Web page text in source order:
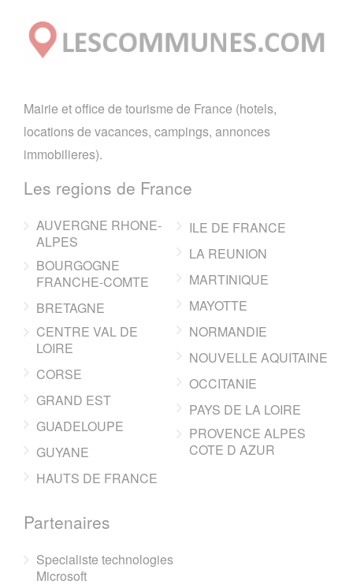
Mairie et office de tourisme de France (hotels,
locations de vacances, campings, annonces
immobilieres).
Les regions de France
AUVERGNE RHONE-
ALPES
BOURGOGNE
FRANCHE-COMTE
BRETAGNE
CENTRE VAL DE
LOIRE
CORSE
GRAND EST
GUADELOUPE
GUYANE
HAUTS DE FRANCE
ILE DE FRANCE
LA REUNION
MARTINIQUE
MAYOTTE
NORMANDIE
NOUVELLE AQUITAINE
OCCITANIE
PAYS DE LA LOIRE
PROVENCE ALPES
COTE D AZUR
Partenaires
Specialiste technologies
Microsoft